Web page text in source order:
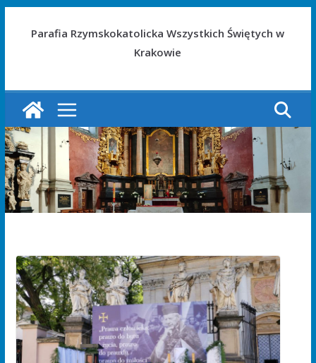
Parafia Rzymskokatolicka Wszystkich Świętych w
Krakowie